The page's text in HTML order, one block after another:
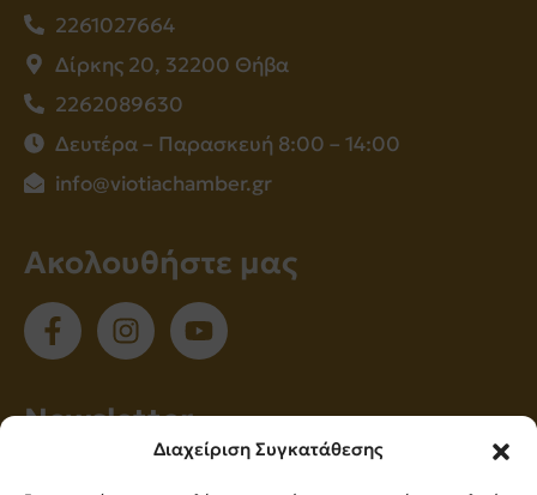
Διαχείριση Συγκατάθεσης
2261027664
Δίρκης 20, 32200 Θήβα
2262089630
Δευτέρα – Παρασκευή 8:00 – 14:00
info@viotiachamber.gr
Ακολουθήστε μας
Νewsletter